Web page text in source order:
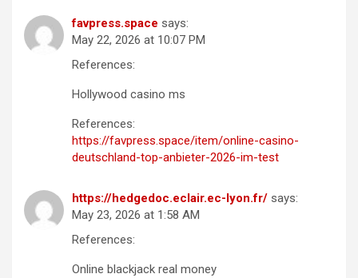
favpress.space says:
May 22, 2026 at 10:07 PM
References:
Hollywood casino ms
References:
https://favpress.space/item/online-casino-
deutschland-top-anbieter-2026-im-test
https://hedgedoc.eclair.ec-lyon.fr/ says:
May 23, 2026 at 1:58 AM
References:
Online blackjack real money